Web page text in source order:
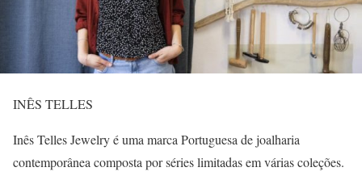
INÊS TELLES
Inês Telles Jewelry é uma marca Portuguesa de joalharia
contemporânea composta por séries limitadas em várias coleções.